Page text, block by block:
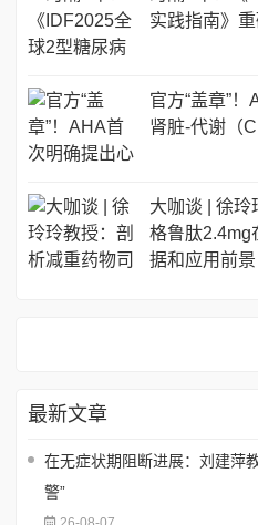
实践指南》
官方“盖章”
肾脏-代谢（
大咖谈 | 徐
格鲁肽2.4mg
据和应用前景
最新文章
在无症状期阻断进展：刘建萍
警”